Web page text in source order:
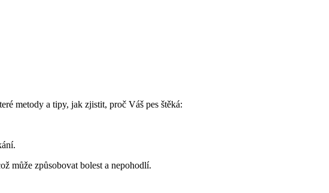
metody a tipy, jak zjistit, proč Váš pes štěká:
může způsobovat bolest a nepohodlí.